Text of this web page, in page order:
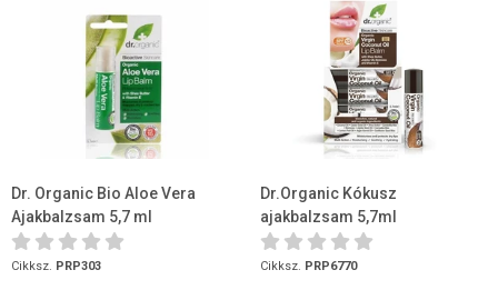
Dr. Organic Bio Aloe Vera
Ajakbalzsam 5,7 ml
Cikksz. PRP303
Dr.Organic Kókusz
ajakbalzsam 5,7ml
Cikksz. PRP6770